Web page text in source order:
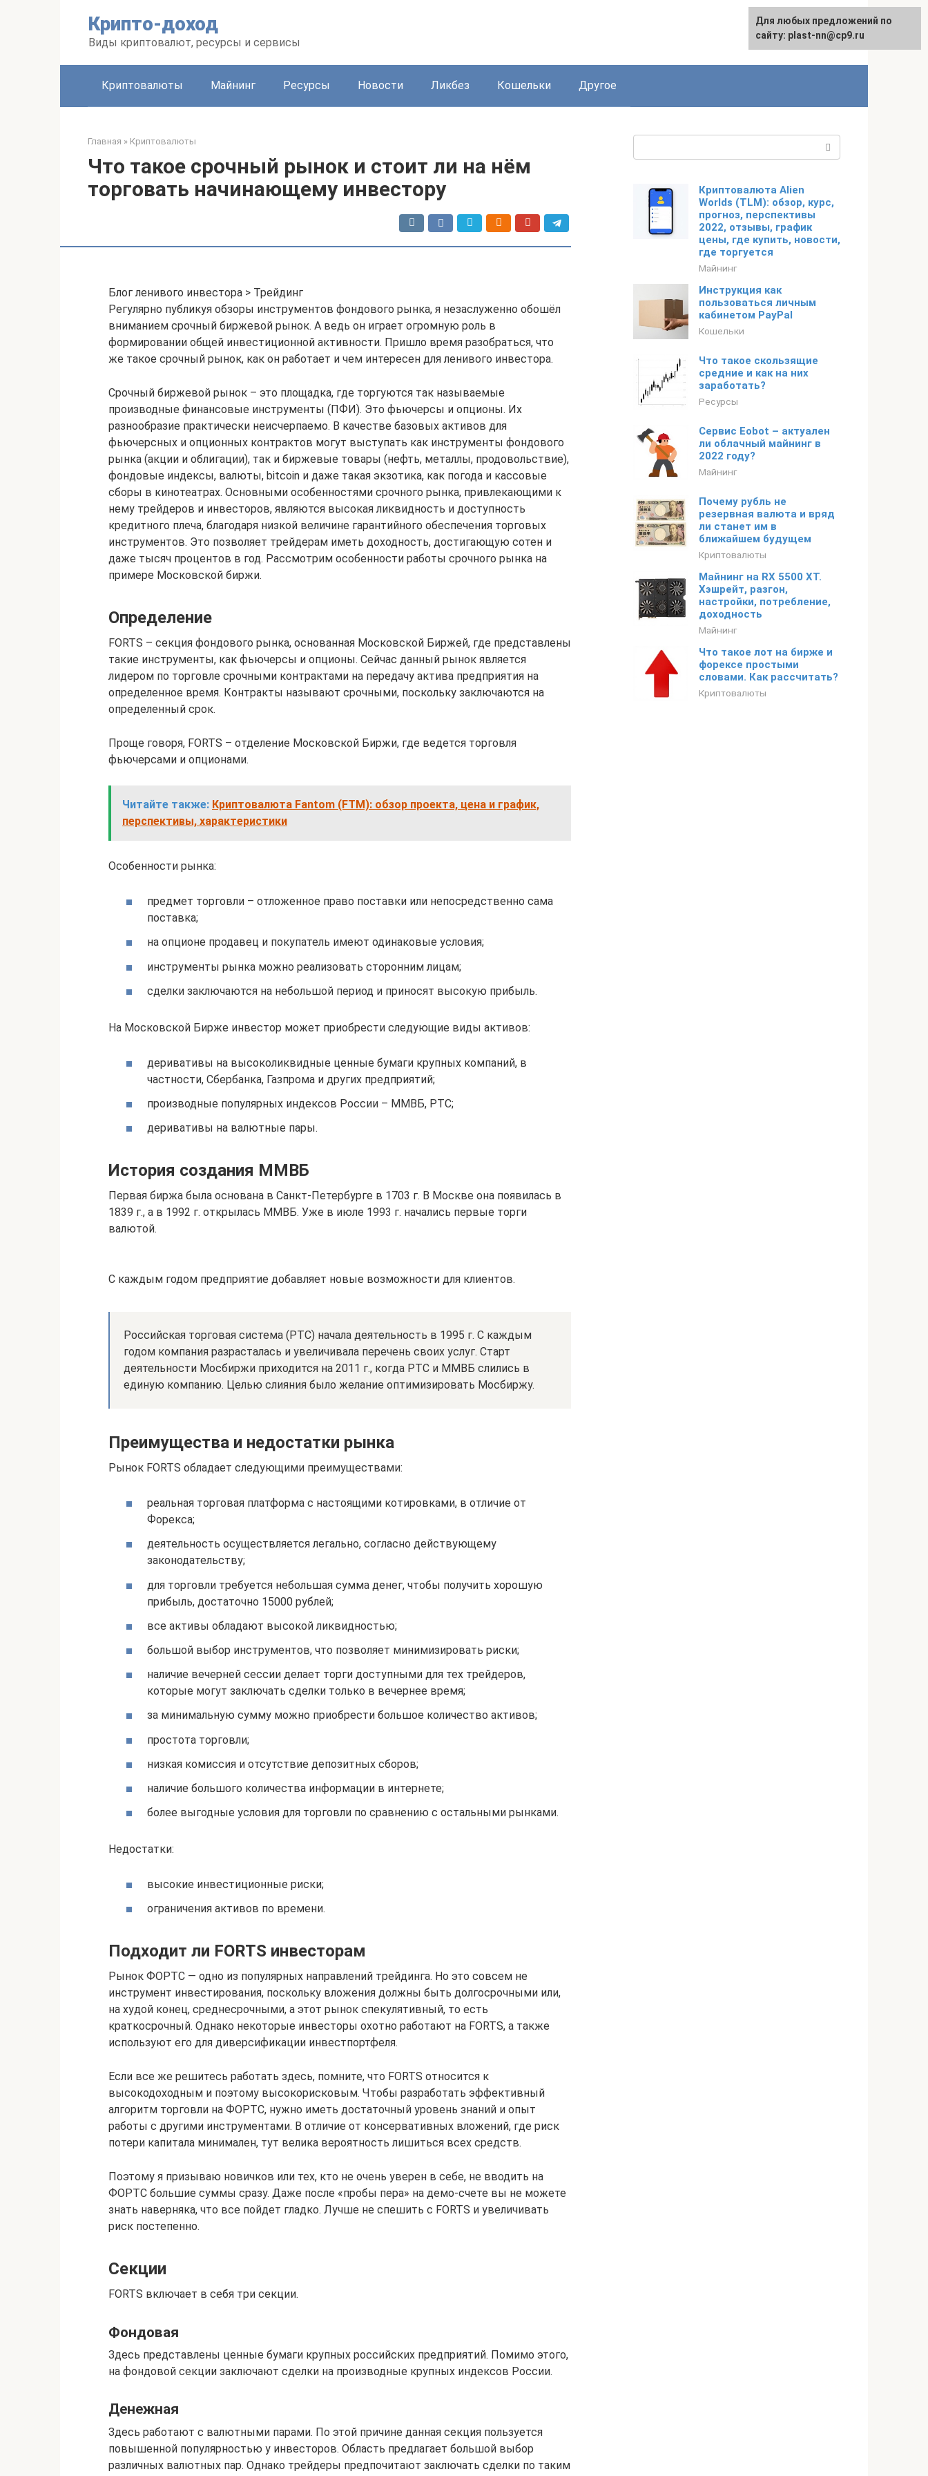
Крипто-доход
Виды криптовалют, ресурсы и сервисы
Криптовалюты Майнинг Ресурсы Новости Ликбез Кошельки Другое
Главная » Криптовалюты
Что такое срочный рынок и стоит ли на нём
торговать начинающему инвестору
Блог ленивого инвестора > Трейдинг
Регулярно публикуя обзоры инструментов фондового рынка, я незаслуженно обошёл
вниманием срочный биржевой рынок. А ведь он играет огромную роль в
формировании общей инвестиционной активности. Пришло время разобраться, что
же такое срочный рынок, как он работает и чем интересен для ленивого инвестора.
Срочный биржевой рынок – это площадка, где торгуются так называемые
производные финансовые инструменты (ПФИ). Это фьючерсы и опционы. Их
разнообразие практически неисчерпаемо. В качестве базовых активов для
фьючерсных и опционных контрактов могут выступать как инструменты фондового
рынка (акции и облигации), так и биржевые товары (нефть, металлы, продовольствие),
фондовые индексы, валюты, bitcoin и даже такая экзотика, как погода и кассовые
сборы в кинотеатрах. Основными особенностями срочного рынка, привлекающими к
нему трейдеров и инвесторов, являются высокая ликвидность и доступность
кредитного плеча, благодаря низкой величине гарантийного обеспечения торговых
инструментов. Это позволяет трейдерам иметь доходность, достигающую сотен и
даже тысяч процентов в год. Рассмотрим особенности работы срочного рынка на
примере Московской биржи.
Определение
FORTS – секция фондового рынка, основанная Московской Биржей, где представлены
такие инструменты, как фьючерсы и опционы. Сейчас данный рынок является
лидером по торговле срочными контрактами на передачу актива предприятия на
определенное время. Контракты называют срочными, поскольку заключаются на
определенный срок.
Проще говоря, FORTS – отделение Московской Биржи, где ведется торговля
фьючерсами и опционами.
Читайте также: Криптовалюта Fantom (FTM): обзор проекта, цена и график,
перспективы, характеристики
Особенности рынка:
предмет торговли – отложенное право поставки или непосредственно сама
поставка;
на опционе продавец и покупатель имеют одинаковые условия;
инструменты рынка можно реализовать сторонним лицам;
сделки заключаются на небольшой период и приносят высокую прибыль.
На Московской Бирже инвестор может приобрести следующие виды активов:
деривативы на высоколиквидные ценные бумаги крупных компаний, в
частности, Сбербанка, Газпрома и других предприятий;
производные популярных индексов России – ММВБ, РТС;
деривативы на валютные пары.
История создания ММВБ
Первая биржа была основана в Санкт-Петербурге в 1703 г. В Москве она появилась в
1839 г., а в 1992 г. открылась ММВБ. Уже в июле 1993 г. начались первые торги
валютой.
С каждым годом предприятие добавляет новые возможности для клиентов.
Российская торговая система (PTC) начала деятельность в 1995 г. С каждым
годом компания разрасталась и увеличивала перечень своих услуг. Старт
деятельности Мосбиржи приходится на 2011 г., когда PTC и ММВБ слились в
единую компанию. Целью слияния было желание оптимизировать Мосбиржу.
Преимущества и недостатки рынка
Рынок FORTS обладает следующими преимуществами:
реальная торговая платформа с настоящими котировками, в отличие от
Форекса;
деятельность осуществляется легально, согласно действующему
законодательству;
для торговли требуется небольшая сумма денег, чтобы получить хорошую
прибыль, достаточно 15000 рублей;
все активы обладают высокой ликвидностью;
большой выбор инструментов, что позволяет минимизировать риски;
наличие вечерней сессии делает торги доступными для тех трейдеров,
которые могут заключать сделки только в вечернее время;
за минимальную сумму можно приобрести большое количество активов;
простота торговли;
низкая комиссия и отсутствие депозитных сборов;
наличие большого количества информации в интернете;
более выгодные условия для торговли по сравнению с остальными рынками.
Недостатки:
высокие инвестиционные риски;
ограничения активов по времени.
Подходит ли FORTS инвесторам
Рынок ФОРТС — одно из популярных направлений трейдинга. Но это совсем не
инструмент инвестирования, поскольку вложения должны быть долгосрочными или,
на худой конец, среднесрочными, а этот рынок спекулятивный, то есть
краткосрочный. Однако некоторые инвесторы охотно работают на FORTS, а также
используют его для диверсификации инвестпортфеля.
Если все же решитесь работать здесь, помните, что FORTS относится к
высокодоходным и поэтому высокорисковым. Чтобы разработать эффективный
алгоритм торговли на ФОРТС, нужно иметь достаточный уровень знаний и опыт
работы с другими инструментами. В отличие от консервативных вложений, где риск
потери капитала минимален, тут велика вероятность лишиться всех средств.
Поэтому я призываю новичков или тех, кто не очень уверен в себе, не вводить на
ФОРТС большие суммы сразу. Даже после «пробы пера» на демо-счете вы не можете
знать наверняка, что все пойдет гладко. Лучше не спешить с FORTS и увеличивать
риск постепенно.
Секции
FORTS включает в себя три секции.
Фондовая
Здесь представлены ценные бумаги крупных российских предприятий. Помимо этого,
на фондовой секции заключают сделки на производные крупных индексов России.
Денежная
Здесь работают с валютными парами. По этой причине данная секция пользуется
повышенной популярностью у инвесторов. Область предлагает большой выбор
различных валютных пар. Однако трейдеры предпочитают заключать сделки по таким
Криптовалюта Alien
Worlds (TLM): обзор, курс,
прогноз, перспективы
2022, отзывы, график
цены, где купить, новости,
где торгуется
Майнинг
Инструкция как
пользоваться личным
кабинетом PayPal
Кошельки
Что такое скользящие
средние и как на них
заработать?
Ресурсы
Сервис Eobot – актуален
ли облачный майнинг в
2022 году?
Майнинг
Почему рубль не
резервная валюта и вряд
ли станет им в
ближайшем будущем
Криптовалюты
Майнинг на RX 5500 XT.
Хэшрейт, разгон,
настройки, потребление,
доходность
Майнинг
Что такое лот на бирже и
форексе простыми
словами. Как рассчитать?
Криптовалюты
Для любых предложений по
сайту: plast-nn@cp9.ru